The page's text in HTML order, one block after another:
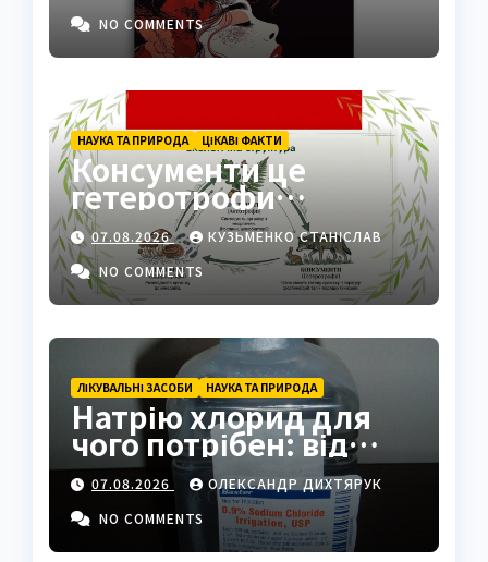
NO COMMENTS
НАУКА ТА ПРИРОДА ЦІКАВІ ФАКТИ
Консументи це
гетеротрофи
екосистеми
07.08.2026
КУЗЬМЕНКО СТАНІСЛАВ
NO COMMENTS
ЛІКУВАЛЬНІ ЗАСОБИ НАУКА ТА ПРИРОДА
Натрію хлорид для
чого потрібен: від
фізрозчину до
промисловості
07.08.2026
ОЛЕКСАНДР ДИХТЯРУК
NO COMMENTS